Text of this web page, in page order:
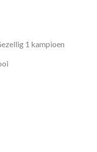
1 kampioen